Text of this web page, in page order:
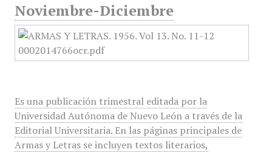
Noviembre-Diciembre
Es una publicación trimestral editada por la
Universidad Autónoma de Nuevo León a través de la
Editorial Universitaria. En las páginas principales de
Armas y Letras se incluyen textos literarios,